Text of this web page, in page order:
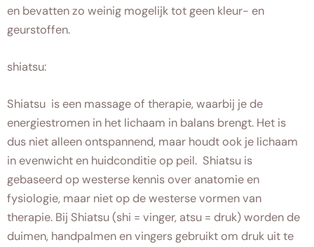
en bevatten zo weinig mogelijk tot geen kleur- en
geurstoffen.
shiatsu:
Shiatsu is een massage of therapie, waarbij je de
energiestromen in het lichaam in balans brengt. Het is
dus niet alleen ontspannend, maar houdt ook je lichaam
in evenwicht en huidconditie op peil. Shiatsu is
gebaseerd op westerse kennis over anatomie en
fysiologie, maar niet op de westerse vormen van
therapie. Bij Shiatsu (shi = vinger, atsu = druk) worden de
duimen, handpalmen en vingers gebruikt om druk uit te